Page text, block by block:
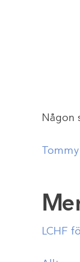
Någon
LCHF